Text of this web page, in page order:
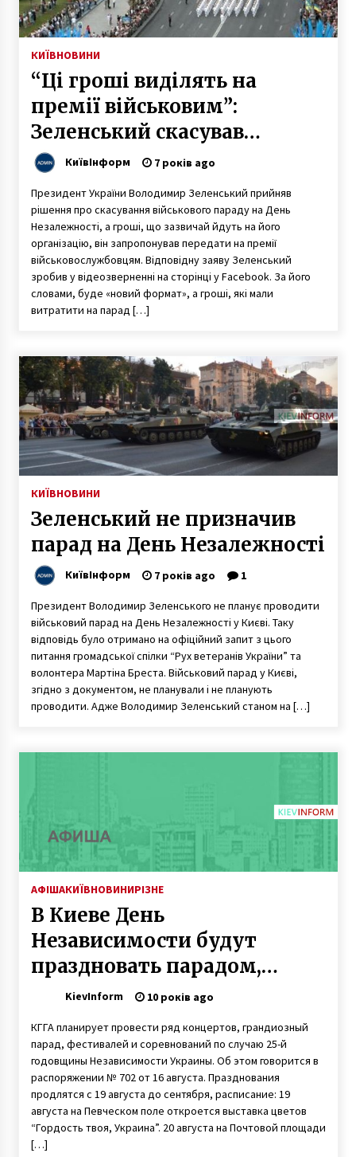
КИЇВНОВИНИ
“Ці гроші виділять на
премії військовим”:
Зеленський скасував
проведення параду на День
КиївІнформ 7 років ago
Президент України Володимир Зеленський прийняв
рішення про скасування військового параду на День
Незалежності, а гроші, що зазвичай йдуть на його
організацію, він запропонував передати на премії
військовослужбовцям. Відповідну заяву Зеленський
зробив у відеозверненні на сторінці у Facebook. За його
словами, буде «новий формат», а гроші, які мали
витратити на парад […]
КИЇВНОВИНИ
Зеленський не призначив
парад на День Незалежності
КиївІнформ 7 років ago 1
Президент Володимир Зеленського не планує проводити
військовий парад на День Незалежності у Києві. Таку
відповідь було отримано на офіційний запит з цього
питання громадської спілки “Рух ветеранів України” та
волонтера Мартіна Бреста. Військовий парад у Києві,
згідно з документом, не планували і не планують
проводити. Адже Володимир Зеленський станом на […]
АФІШАКИЇВНОВИНИРІЗНЕ
В Киеве День
Независимости будут
праздновать парадом,
фестивалями и концертом
KievInform 10 років ago
КГГА планирует провести ряд концертов, грандиозный
парад, фестивалей и соревнований по случаю 25-й
годовщины Независимости Украины. Об этом говорится в
распоряжении № 702 от 16 августа. Празднования
продлятся с 19 августа до сентября, расписание: 19
августа на Певческом поле откроется выставка цветов
“Гордость твоя, Украина”. 20 августа на Почтовой площади
[…]